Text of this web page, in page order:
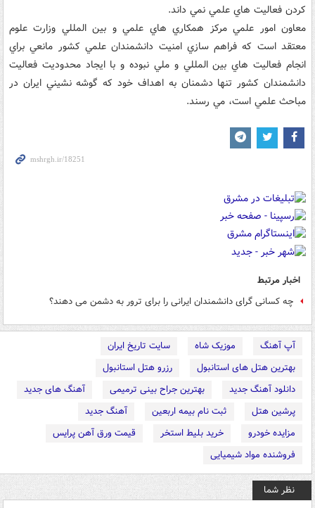
کردن فعاليت هاي علمي نمي داند.
معاون امور علمي مرکز همکاري هاي علمي و بين المللي وزارت علوم
معتقد است که فراهم سازي امنيت دانشمندان علمي کشور مانعي براي
انجام فعاليت هاي بين المللي و ملي نبوده و با ايجاد محدوديت فعاليت
دانشمندان کشور تنها دشمنان به اهداف خود که گوشه نشيني ايران در
مباحث علمي است، مي رسند.
اخبار مرتبط
چه کسانی گرای دانشمندان ایرانی را برای ترور به دشمن می دهند؟
آپ آهنگ موزیک شاه
سایت تاریخ ایران
بهترین هتل های استانبول
رزرو هتل استانبول
دانلود آهنگ جدید
بهترین جراح بینی ترمیمی
آهنگ های جدید
پرشین هتل
ثبت نام بیمه اربعین
آهنگ جدید
مزایده خودرو
خرید بلیط استخر
قیمت ورق آهن پرایس
فروشنده مواد شیمیایی
نظر شما